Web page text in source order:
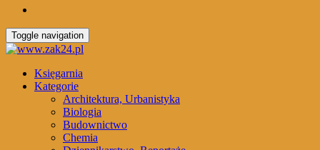
Toggle navigation
Księgarnia
Kategorie
Architektura, Urbanistyka
Biologia
Budownictwo
Chemia